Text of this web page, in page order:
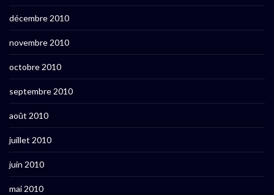
décembre 2010
novembre 2010
octobre 2010
septembre 2010
août 2010
juillet 2010
juin 2010
mai 2010